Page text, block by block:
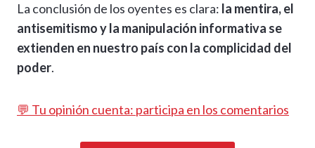
La conclusión de los oyentes es clara: la mentira, el
antisemitismo y la manipulación informativa se
extienden en nuestro país con la complicidad del
poder.
💬 Tu opinión cuenta: participa en los comentarios